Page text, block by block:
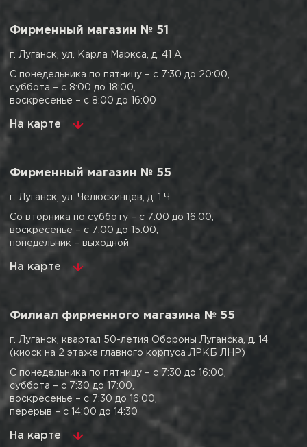
Фирменный магазин № 51
г. Луганск, ул. Карла Маркса, д. 41 А
С понедельника по пятницу – с 7:30 до 20:00,
суббота – с 8:00 до 18:00,
воскресенье – с 8:00 до 16:00
На карте
Фирменный магазин № 55
г. Луганск, ул. Челюскинцев, д. 1 Ч
Со вторника по субботу – с 7:00 до 16:00,
воскресенье – с 7:00 до 15:00,
понедельник – выходной
На карте
Филиал фирменного магазина № 55
г. Луганск, квартал 50-летия Обороны Луганска, д. 14
(киоск на 2 этаже главного корпуса ЛРКБ ЛНР)
С понедельника по пятницу – с 7:30 до 16:00,
суббота – с 7:30 до 17:00,
воскресенье – с 7:30 до 16:00,
перерыв – с 14:00 до 14:30
На карте